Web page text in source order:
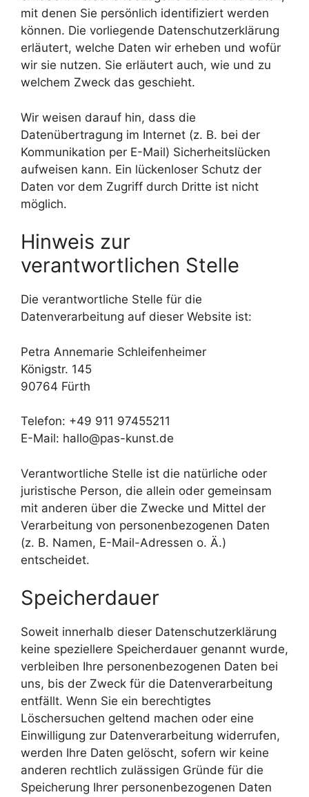
mit denen Sie persönlich identifiziert werden
können. Die vorliegende Datenschutzerklärung
erläutert, welche Daten wir erheben und wofür
wir sie nutzen. Sie erläutert auch, wie und zu
welchem Zweck das geschieht.
Wir weisen darauf hin, dass die
Datenübertragung im Internet (z. B. bei der
Kommunikation per E-Mail) Sicherheitslücken
aufweisen kann. Ein lückenloser Schutz der
Daten vor dem Zugriff durch Dritte ist nicht
möglich.
Hinweis zur
verantwortlichen Stelle
Die verantwortliche Stelle für die
Datenverarbeitung auf dieser Website ist:
Petra Annemarie Schleifenheimer
Königstr. 145
90764 Fürth
Telefon: +49 911 97455211
E-Mail: hallo@pas-kunst.de
Verantwortliche Stelle ist die natürliche oder
juristische Person, die allein oder gemeinsam
mit anderen über die Zwecke und Mittel der
Verarbeitung von personenbezogenen Daten
(z. B. Namen, E-Mail-Adressen o. Ä.)
entscheidet.
Speicherdauer
Soweit innerhalb dieser Datenschutzerklärung
keine speziellere Speicherdauer genannt wurde,
verbleiben Ihre personenbezogenen Daten bei
uns, bis der Zweck für die Datenverarbeitung
entfällt. Wenn Sie ein berechtigtes
Löschersuchen geltend machen oder eine
Einwilligung zur Datenverarbeitung widerrufen,
werden Ihre Daten gelöscht, sofern wir keine
anderen rechtlich zulässigen Gründe für die
Speicherung Ihrer personenbezogenen Daten